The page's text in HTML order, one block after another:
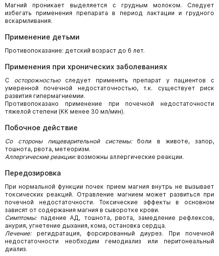
Магний проникает выделяется с грудным молоком. Следует
избегать применения препарата в период лактации и грудного
вскармливания.
Применение детьми
Противопоказание: детский возраст до 6 лет.
Применения при хронических заболеваниях
С осторожностью следует применять препарат у пациентов с
умеренной почечной недостаточностью, т.к. существует риск
развития гипермагниемии.
Противопоказано применение при почечной недостаточности
тяжелой степени (КК менее 30 мл/мин).
Побочное действие
Со стороны пищеварительной системы: боли в животе, запор,
тошнота, рвота, метеоризм.
Аллергические реакции: возможны аллергические реакции.
Передозировка
При нормальной функции почек прием магния внутрь не вызывает
токсических реакций. Отравление магнием может развиться при
почечной недостаточности. Токсические эффекты в основном
зависят от содержания магния в сыворотке крови.
Симптомы: падение АД, тошнота, рвота, замедление рефлексов,
анурия, угнетение дыхания, кома, остановка сердца.
Лечение: регидратация, форсированный диурез. При почечной
недостаточности необходим гемодиализ или перитонеальный
диализ.